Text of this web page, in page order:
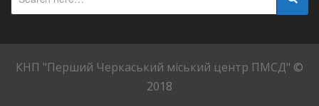
КНП "Перший Черкаський міський центр ПМСД" ©
2018